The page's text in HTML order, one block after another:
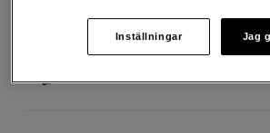
Köp nu och betala inom 30 dagar
Inställningar Jag